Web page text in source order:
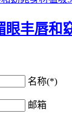
丰唇和
名称(*)
邮箱